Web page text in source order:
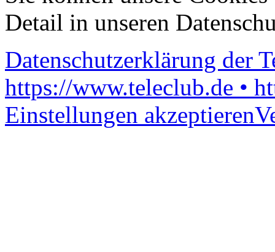
Detail in unseren
Datenschutzerklärung der
https://www.teleclub.de •
Einstellungen akzeptieren